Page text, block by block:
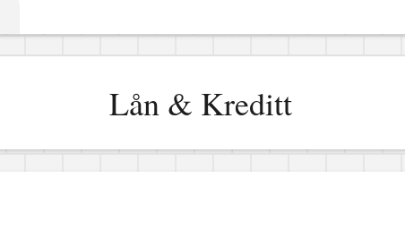
Lån & Kreditt